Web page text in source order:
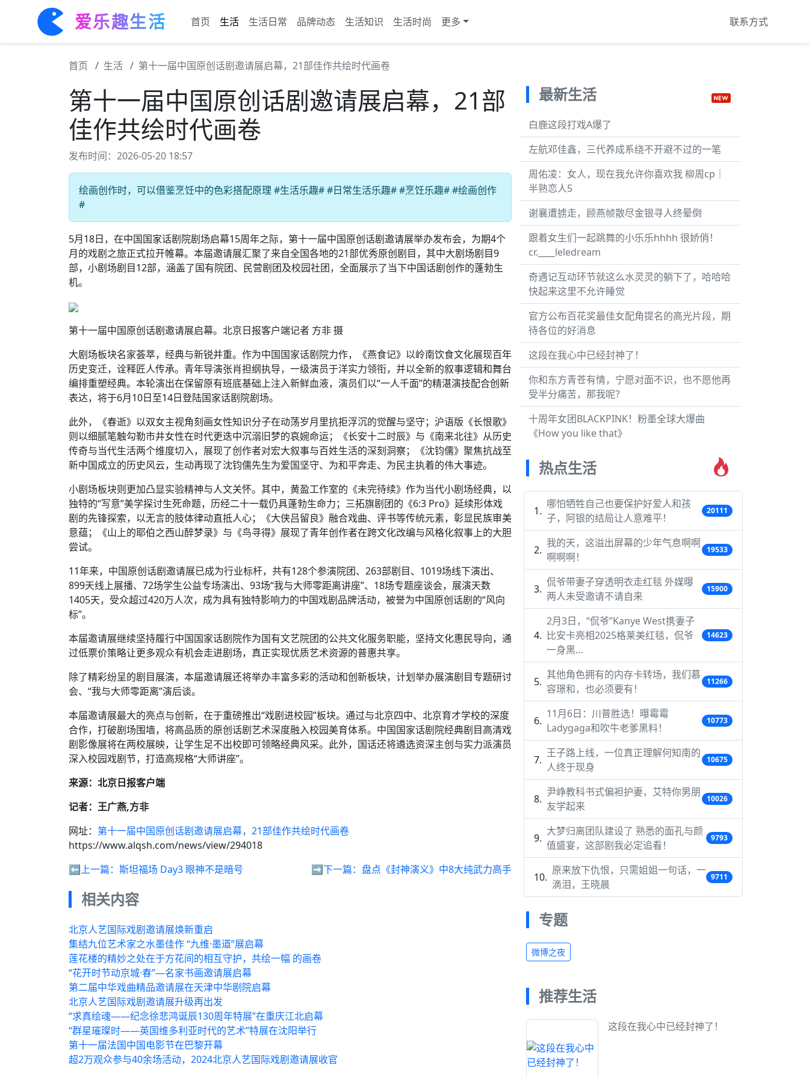
爱乐趣生活 首页 生活 生活日常 品牌动态 生活知识 生活时尚 更多 联系方式
首页 生活 第十一届中国原创话剧邀请展启幕，21部佳作共绘时代画卷
第十一届中国原创话剧邀请展启幕，21部
佳作共绘时代画卷
发布时间：2026-05-20 18:57
绘画创作时，可以借鉴烹饪中的色彩搭配原理 #生活乐趣# #日常生活乐趣# #烹饪乐趣# #绘画创作
#
5月18日，在中国国家话剧院剧场启幕15周年之际，第十一届中国原创话剧邀请展举办发布会，为期4个
月的戏剧之旅正式拉开帷幕。本届邀请展汇聚了来自全国各地的21部优秀原创剧目，其中大剧场剧目9
部，小剧场剧目12部，涵盖了国有院团、民营剧团及校园社团，全面展示了当下中国话剧创作的蓬勃生
机。
第十一届中国原创话剧邀请展启幕。北京日报客户端记者 方非 摄
大剧场板块名家荟萃，经典与新锐并重。作为中国国家话剧院力作，《燕食记》以岭南饮食文化展现百年
历史变迁，诠释匠人传承。青年导演张肖担纲执导，一级演员于洋实力领衔，并以全新的叙事逻辑和舞台
编排重塑经典。本轮演出在保留原有班底基础上注入新鲜血液，演员们以“一人千面”的精湛演技配合创新
表达，将于6月10日至14日登陆国家话剧院剧场。
此外，《春逝》以双女主视角刻画女性知识分子在动荡岁月里抗拒浮沉的觉醒与坚守；沪语版《长恨歌》
则以细腻笔触勾勒市井女性在时代更迭中沉溺旧梦的哀婉命运；《长安十二时辰》与《南来北往》从历史
传奇与当代生活两个维度切入，展现了创作者对宏大叙事与百姓生活的深刻洞察；《沈钧儒》聚焦抗战至
新中国成立的历史风云，生动再现了沈钧儒先生为爱国坚守、为和平奔走、为民主执着的伟大事迹。
小剧场板块则更加凸显实验精神与人文关怀。其中，黄盈工作室的《未完待续》作为当代小剧场经典，以
独特的“写意”美学探讨生死命题，历经二十一载仍具蓬勃生命力；三拓旗剧团的《6:3 Pro》延续形体戏
剧的先锋探索，以无言的肢体律动直抵人心；《大侠吕留良》融合戏曲、评书等传统元素，彰显民族审美
意蕴；《山上的耶伯之西山醉梦录》与《鸟寻得》展现了青年创作者在跨文化改编与风格化叙事上的大胆
尝试。
11年来，中国原创话剧邀请展已成为行业标杆，共有128个参演院团、263部剧目、1019场线下演出、
899天线上展播、72场学生公益专场演出、93场“我与大师零距离讲座”、18场专题座谈会，展演天数
1405天，受众超过420万人次，成为具有独特影响力的中国戏剧品牌活动，被誉为中国原创话剧的“风向
标”。
本届邀请展继续坚持履行中国国家话剧院作为国有文艺院团的公共文化服务职能，坚持文化惠民导向，通
过低票价策略让更多观众有机会走进剧场，真正实现优质艺术资源的普惠共享。
除了精彩纷呈的剧目展演，本届邀请展还将举办丰富多彩的活动和创新板块，计划举办展演剧目专题研讨
会、“我与大师零距离”演后谈。
本届邀请展最大的亮点与创新，在于重磅推出“戏剧进校园”板块。通过与北京四中、北京育才学校的深度
合作，打破剧场围墙，将高品质的原创话剧艺术深度融入校园美育体系。中国国家话剧院经典剧目高清戏
剧影像展将在两校展映，让学生足不出校即可领略经典风采。此外，国话还将遴选资深主创与实力派演员
深入校园戏剧节，打造高规格“大师讲座”。
来源：北京日报客户端
记者：王广燕,方非
网址： 第十一届中国原创话剧邀请展启幕，21部佳作共绘时代画卷
https://www.alqsh.com/news/view/294018
⬅️上一篇： 斯坦福场 Day3 眼神不是暗号 ➡️下一篇： 盘点《封神演义》中8大纯武力高手
相关内容
北京人艺国际戏剧邀请展焕新重启
集结九位艺术家之水墨佳作 “九维·墨道”展启幕
莲花楼的精妙之处在于方花间的相互守护，共绘一幅 的画卷
“花开时节动京城·春”—名家书画邀请展启幕
第二届中华戏曲精品邀请展在天津中华剧院启幕
北京人艺国际戏剧邀请展升级再出发
“求真绘魂——纪念徐悲鸿诞辰130周年特展”在重庆江北启幕
“群星璀璨时——英国维多利亚时代的艺术”特展在沈阳举行
第十一届法国中国电影节在巴黎开幕
超2万观众参与40余场活动，2024北京人艺国际戏剧邀请展收官
最新生活
白鹿这段打戏A爆了
左航邓佳鑫，三代养成系绕不开避不过的一笔
周佑凌：女人，现在我允许你喜欢我 柳周cp｜
半熟恋人5
谢襄遭掳走，顾燕帧散尽金银寻人终晕倒
跟着女生们一起跳舞的小乐乐hhhh 很娇俏！
cr.____leledream
奇遇记互动环节就这么水灵灵的躺下了，哈哈哈
快起来这里不允许睡觉
官方公布百花奖最佳女配角提名的高光片段，期
待各位的好消息
这段在我心中已经封神了！
你和东方青苍有情，宁愿对面不识，也不愿他再
受半分痛苦，那我呢？
十周年女团BLACKPINK！粉墨全球大爆曲
《How you like that》
热点生活
哪怕牺牲自己也要保护好爱人和孩
子，阿银的结局让人意难平！
20111
我的天，这溢出屏幕的少年气息啊啊
啊啊啊！
19533
侃爷带妻子穿透明衣走红毯 外媒曝
两人未受邀请不请自来
15900
2月3日，“侃爷”Kanye West携妻子
比安卡亮相2025格莱美红毯，侃爷
一身黑…
14623
其他角色拥有的内存卡转场，我们慕
容璟和，也必须要有！
11266
11月6日：川普胜选！曝霉霉
Ladygaga和吹牛老爹黑料！
10773
王子路上线，一位真正理解何知南的
人终于现身
10675
尹峥教科书式偏袒护妻，艾特你男朋
友学起来
10026
大梦归离团队建设了 熟悉的面孔与颜
值盛宴，这部剧我必定追看！
9793
原来放下仇恨，只需姐姐一句话，一
滴泪，王晓晨
9711
专题
微博之夜
推荐生活
这段在我心中已经封神了！